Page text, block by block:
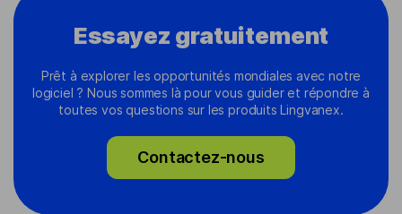
Essayez gratuitement
Prêt à explorer les opportunités mondiales avec notre
logiciel ? Nous sommes là pour vous guider et répondre à
toutes vos questions sur les produits Lingvanex.
Contactez-nous